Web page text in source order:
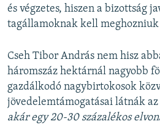
és végzetes, hiszen a bizottság
tagállamoknak kell meghozniuk
Cseh Tibor András nem hisz
háromszáz hektárnál nagyobb
gazdálkodó nagybirtokosok
jövedelemtámogatásai látnák
akár egy 20-30 százalékos